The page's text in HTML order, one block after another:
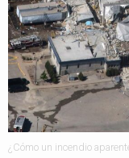
¿Cómo un incendio